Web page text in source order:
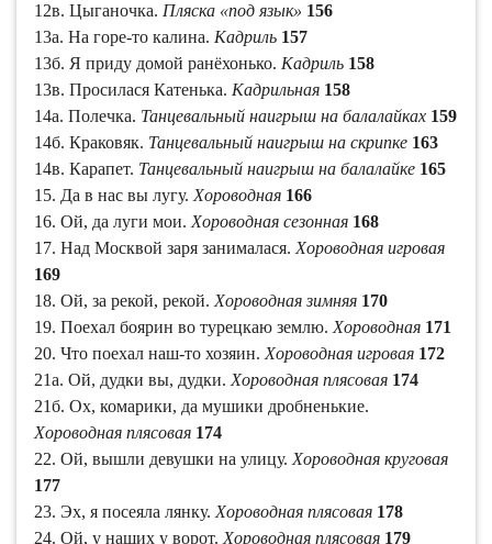
12в. Цыганочка. Пляска «под язык» 156
13а. На горе-то калина. Кадриль 157
13б. Я приду домой ранёхонько. Кадриль 158
13в. Просилася Катенька. Кадрильная 158
14а. Полечка. Танцевальный наигрыш на балалайках 159
14б. Краковяк. Танцевальный наигрыш на скрипке 163
14в. Карапет. Танцевальный наигрыш на балалайке 165
15. Да в нас вы лугу. Хороводная 166
16. Ой, да луги мои. Хороводная сезонная 168
17. Над Москвой заря занималася. Хороводная игровая
169
18. Ой, за рекой, рекой. Хороводная зимняя 170
19. Поехал боярин во турецкаю землю. Хороводная 171
20. Что поехал наш-то хозяин. Хороводная игровая 172
21а. Ой, дудки вы, дудки. Хороводная плясовая 174
21б. Ох, комарики, да мушики дробненькие.
Хороводная плясовая 174
22. Ой, вышли девушки на улицу. Хороводная круговая
177
23. Эх, я посеяла лянку. Хороводная плясовая 178
24. Ой, у наших у ворот. Хороводная плясовая 179